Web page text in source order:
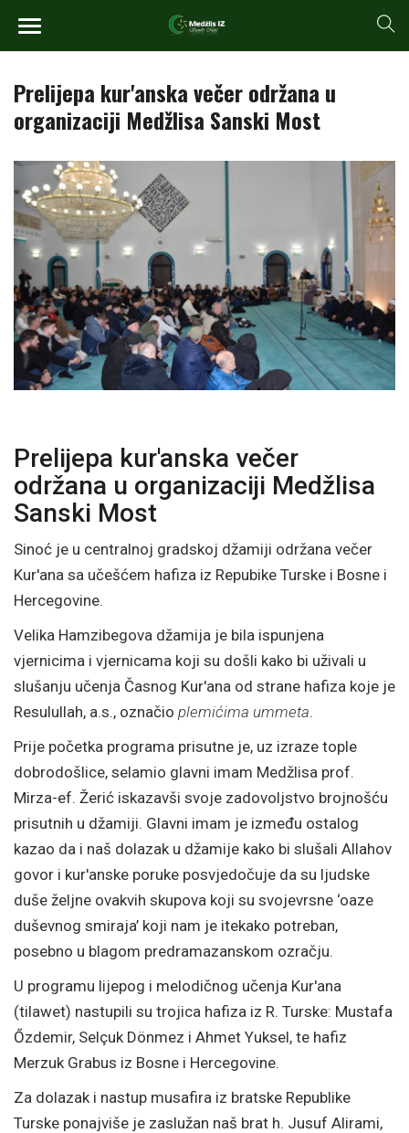
Prelijepa kur'anska večer održana u
organizaciji Medžlisa Sanski Most
Prelijepa kur'anska večer
održana u organizaciji Medžlisa
Sanski Most
Sinoć je u centralnoj gradskoj džamiji održana večer
Kur'ana sa učešćem hafiza iz Repubike Turske i Bosne i
Hercegovine.
Velika Hamzibegova džamija je bila ispunjena
vjernicima i vjernicama koji su došli kako bi uživali u
slušanju učenja Časnog Kur'ana od strane hafiza koje je
Resulullah, a.s., označio plemićima ummeta.
Prije početka programa prisutne je, uz izraze tople
dobrodošlice, selamio glavni imam Medžlisa prof.
Mirza-ef. Žerić iskazavši svoje zadovoljstvo brojnošću
prisutnih u džamiji. Glavni imam je između ostalog
kazao da i naš dolazak u džamije kako bi slušali Allahov
govor i kur'anske poruke posvjedočuje da su ljudske
duše željne ovakvih skupova koji su svojevrsne ‘oaze
duševnog smiraja’ koji nam je itekako potreban,
posebno u blagom predramazanskom ozračju.
U programu lijepog i melodičnog učenja Kur'ana
(tilawet) nastupili su trojica hafiza iz R. Turske: Mustafa
Őzdemir, Selçuk Dönmez i Ahmet Yuksel, te hafiz
Merzuk Grabus iz Bosne i Hercegovine.
Za dolazak i nastup musafira iz bratske Republike
Turske ponajviše je zaslužan naš brat h. Jusuf Alirami,